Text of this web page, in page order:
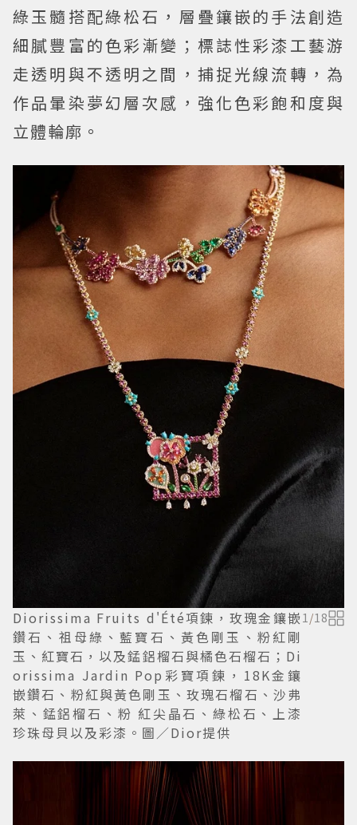
綠玉髓搭配綠松石，層疊鑲嵌的手法創造
細膩豐富的色彩漸變；標誌性彩漆工藝游
走透明與不透明之間，捕捉光線流轉，為
作品暈染夢幻層次感，強化色彩飽和度與
立體輪廓。
Diorissima Fruits d'Été項鍊，玫瑰金鑲嵌
鑽石、祖母綠、藍寶石、黃色剛玉、粉紅剛
玉、紅寶石，以及錳鋁榴石與橘色石榴石；Di
orissima Jardin Pop彩寶項鍊，18K金鑲
嵌鑽石、粉紅與黃色剛玉、玫瑰石榴石、沙弗
萊、錳鋁榴石、粉 紅尖晶石、綠松石、上漆
珍珠母貝以及彩漆。圖／Dior提供
1/18